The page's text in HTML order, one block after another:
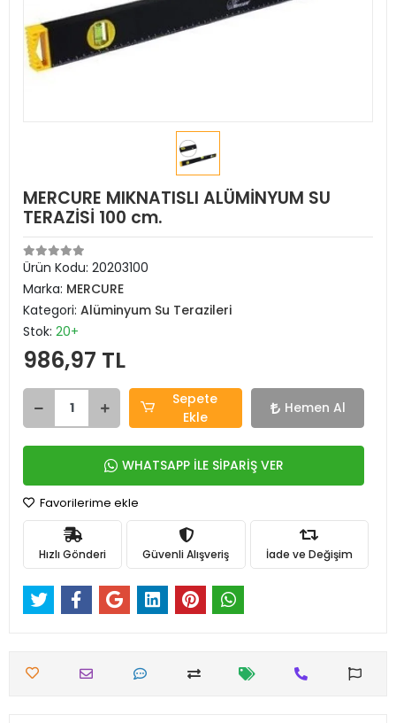
MERCURE MIKNATISLI ALÜMİNYUM SU
TERAZİSİ 100 cm.
Ürün Kodu: 20203100
Marka: MERCURE
Kategori: Alüminyum Su Terazileri
Stok: 20+
986,97 TL
Sepete
Ekle
Hemen Al
WHATSAPP İLE SİPARİŞ VER
Favorilerime ekle
Hızlı Gönderi Güvenli Alışveriş İade ve Değişim